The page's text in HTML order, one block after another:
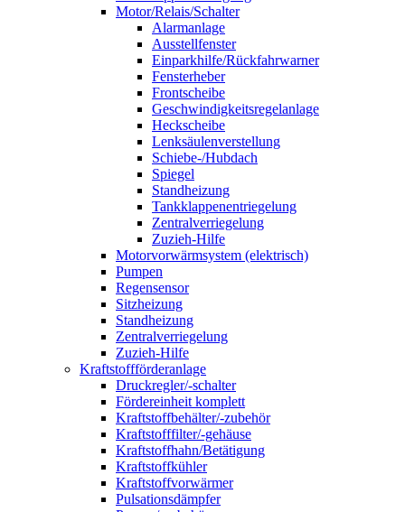
Motor/Relais/Schalter
Alarmanlage
Ausstellfenster
Einparkhilfe/Rückfahrwarner
Fensterheber
Frontscheibe
Geschwindigkeitsregelanlage
Heckscheibe
Lenksäulenverstellung
Schiebe-/Hubdach
Spiegel
Standheizung
Tankklappenentriegelung
Zentralverriegelung
Zuzieh-Hilfe
Motorvorwärmsystem (elektrisch)
Pumpen
Regensensor
Sitzheizung
Standheizung
Zentralverriegelung
Zuzieh-Hilfe
Kraftstoffförderanlage
Druckregler/-schalter
Fördereinheit komplett
Kraftstoffbehälter/-zubehör
Kraftstofffilter/-gehäuse
Kraftstoffhahn/Betätigung
Kraftstoffkühler
Kraftstoffvorwärmer
Pulsationsdämpfer